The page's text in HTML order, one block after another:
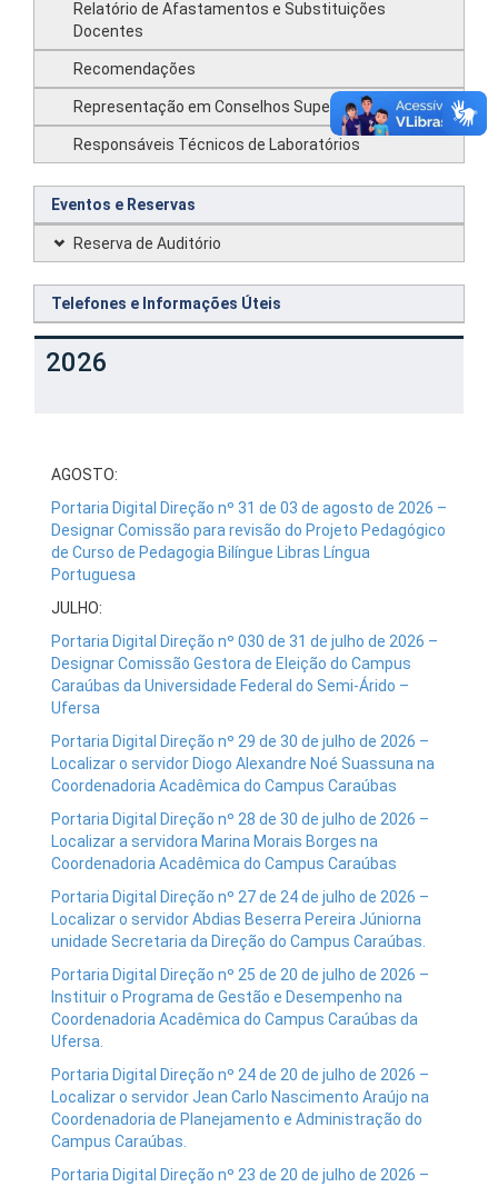
Relatório de Afastamentos e Substituições
Docentes
Recomendações
Representação em Conselhos Superiores
Responsáveis Técnicos de Laboratórios
Eventos e Reservas
Reserva de Auditório
Telefones e Informações Úteis
2026
AGOSTO:
Portaria Digital Direção nº 31 de 03 de agosto de 2026 –
Designar Comissão para revisão do Projeto Pedagógico
de Curso de Pedagogia Bilíngue Libras Língua
Portuguesa
JULHO:
Portaria Digital Direção nº 030 de 31 de julho de 2026 –
Designar Comissão Gestora de Eleição do Campus
Caraúbas da Universidade Federal do Semi-Árido –
Ufersa
Portaria Digital Direção nº 29 de 30 de julho de 2026 –
Localizar o servidor Diogo Alexandre Noé Suassuna na
Coordenadoria Acadêmica do Campus Caraúbas
Portaria Digital Direção nº 28 de 30 de julho de 2026 –
Localizar a servidora Marina Morais Borges na
Coordenadoria Acadêmica do Campus Caraúbas
Portaria Digital Direção nº 27 de 24 de julho de 2026 –
Localizar o servidor Abdias Beserra Pereira Júniorna
unidade Secretaria da Direção do Campus Caraúbas.
Portaria Digital Direção nº 25 de 20 de julho de 2026 –
Instituir o Programa de Gestão e Desempenho na
Coordenadoria Acadêmica do Campus Caraúbas da
Ufersa.
Portaria Digital Direção nº 24 de 20 de julho de 2026 –
Localizar o servidor Jean Carlo Nascimento Araújo na
Coordenadoria de Planejamento e Administração do
Campus Caraúbas.
Portaria Digital Direção nº 23 de 20 de julho de 2026 –